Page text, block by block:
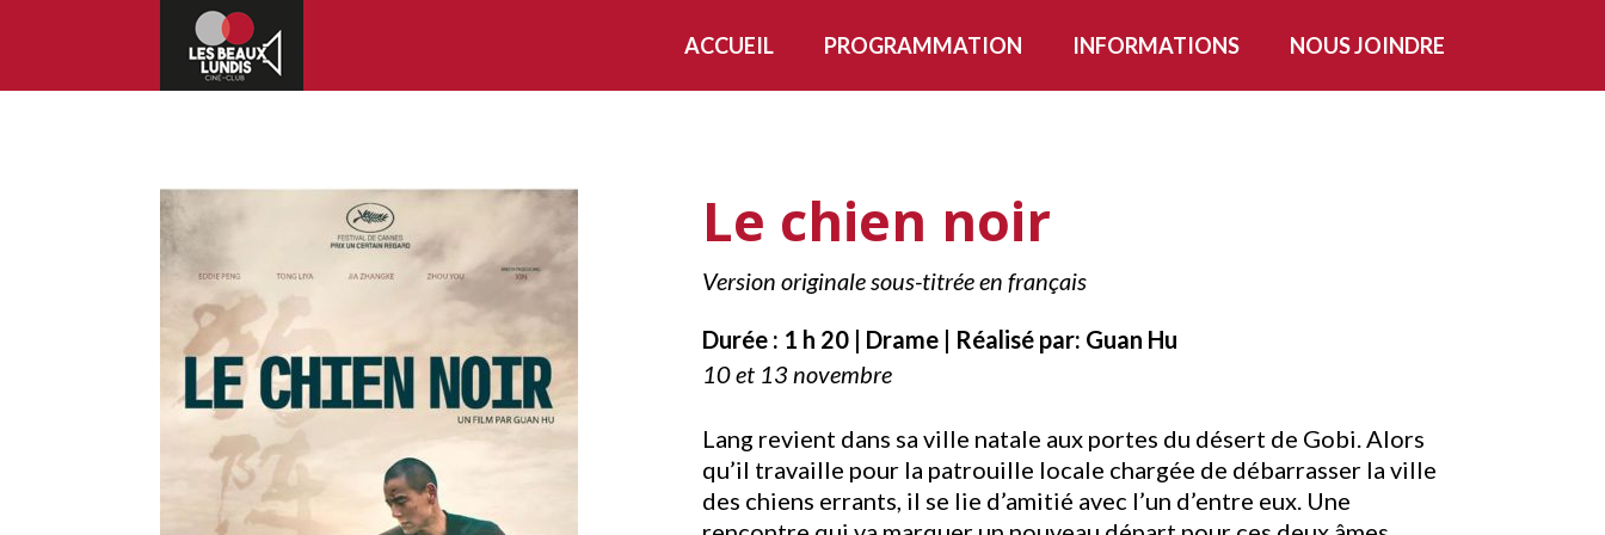
ACCUEIL PROGRAMMATION INFORMATIONS NOUS JOINDRE
Le chien noir
Version originale sous-titrée en français
Durée : 1 h 20 | Drame | Réalisé par: Guan Hu
10 et 13 novembre
Lang revient dans sa ville natale aux portes du désert de Gobi. Alors
qu’il travaille pour la patrouille locale chargée de débarrasser la ville
des chiens errants, il se lie d’amitié avec l’un d’entre eux. Une